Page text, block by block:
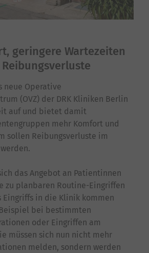
geringere Wartezeiten
neue Operative
(OVZ) der DRK Kliniken Berlin
auf und bietet damit
mehr Komfort und
sollen Reibungsverluste im
das Angebot an Patientinnen
zu planbaren Routine-Eingriffen
Eingriffs in die Klinik kommen
bei bestimmten
oder Eingriffen am
müssen sich nun nicht mehr
melden, sondern werden